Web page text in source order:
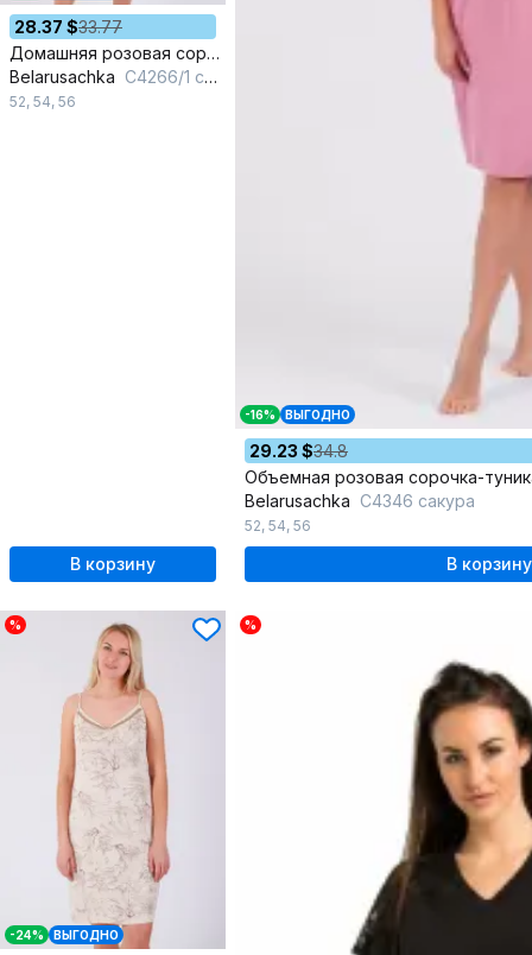
28.37 $33.77
Домашняя розовая сорочка из вискозы и кружева
Belarusachka С4266/1 сакура
52, 54, 56
В корзину
-16% ВЫГОДНО
29.23 $34.8
Belarusachka С4346 сакура
52, 54, 56
В корзину
%
-24% ВЫГОДНО
%